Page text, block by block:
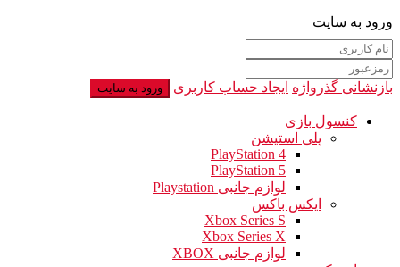
ورود به سایت
بازنشانی گذرواژه ایجاد حساب کاربری ورود به سایت
کنسول بازی
پلی استیشن
PlayStation 4
PlayStation 5
لوازم جانبی Playstation
ایکس باکس
Xbox Series S
Xbox Series X
لوازم جانبی XBOX